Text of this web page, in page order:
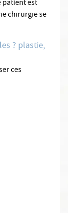
est
chirurgie se
? plastie,
ces